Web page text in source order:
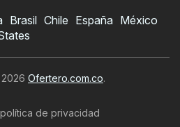
Brasil Chile España México
Ofertero.com.co.
de privacidad